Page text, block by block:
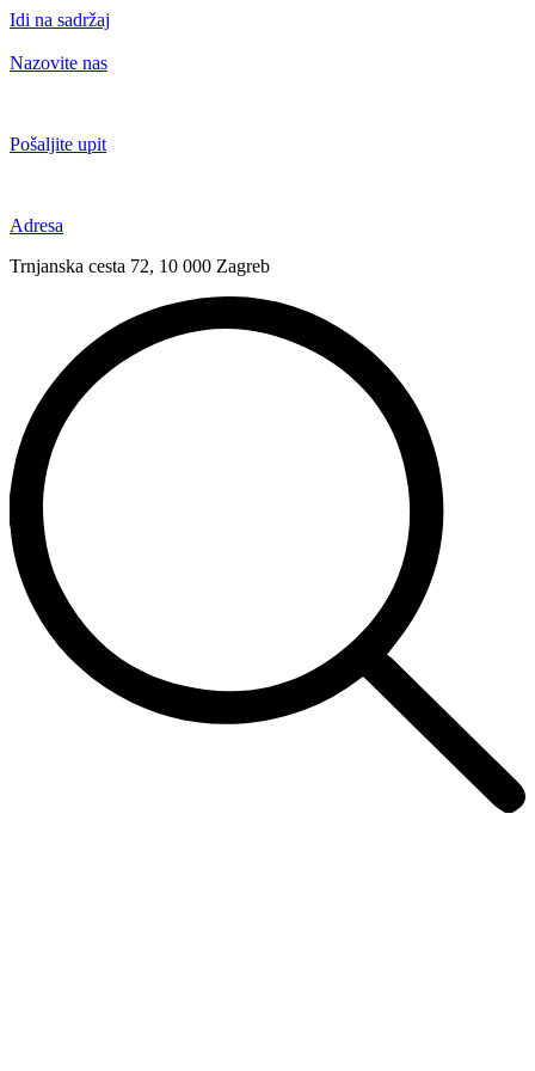
Idi na sadržaj
Nazovite nas
Pošaljite upit
Adresa
Trnjanska cesta 72, 10 000 Zagreb